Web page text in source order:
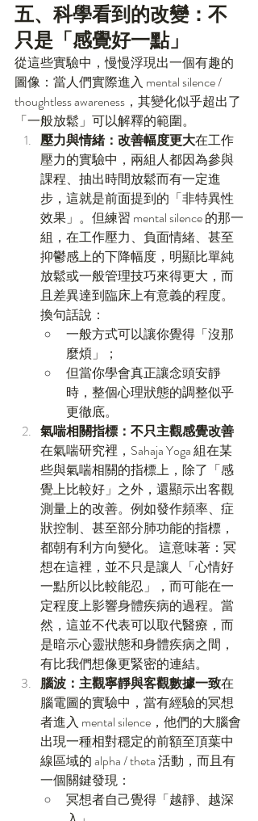
五、科學看到的改變：不
只是「感覺好一點」
從這些實驗中，慢慢浮現出一個有趣的
圖像：當人們實際進入 mental silence /
thoughtless awareness，其變化似乎超出了
「一般放鬆」可以解釋的範圍。
壓力與情緒：改善幅度更大在工作
壓力的實驗中，兩組人都因為參與
課程、抽出時間放鬆而有一定進
步，這就是前面提到的「非特異性
效果」。但練習 mental silence 的那一
組，在工作壓力、負面情緒、甚至
抑鬱感上的下降幅度，明顯比單純
放鬆或一般管理技巧來得更大，而
且差異達到臨床上有意義的程度。
換句話說：
一般方式可以讓你覺得「沒那
麼煩」；
但當你學會真正讓念頭安靜
時，整個心理狀態的調整似乎
更徹底。
氣喘相關指標：不只主觀感覺改善
在氣喘研究裡，Sahaja Yoga 組在某
些與氣喘相關的指標上，除了「感
覺上比較好」之外，還顯示出客觀
測量上的改善。例如發作頻率、症
狀控制、甚至部分肺功能的指標，
都朝有利方向變化。 這意味著：冥
想在這裡，並不只是讓人「心情好
一點所以比較能忍」，而可能在一
定程度上影響身體疾病的過程。當
然，這並不代表可以取代醫療，而
是暗示心靈狀態和身體疾病之間，
有比我們想像更緊密的連結。
腦波：主觀寧靜與客觀數據一致在
腦電圖的實驗中，當有經驗的冥想
者進入 mental silence，他們的大腦會
出現一種相對穩定的前額至頂葉中
線區域的 alpha / theta 活動，而且有
一個關鍵發現：
冥想者自己覺得「越靜、越深